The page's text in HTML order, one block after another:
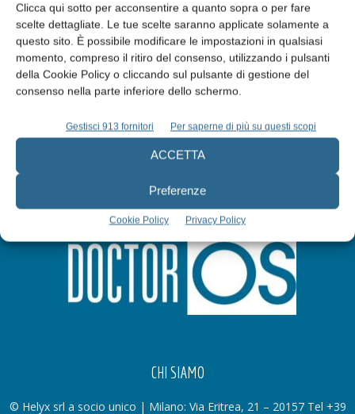
Clicca qui sotto per acconsentire a quanto sopra o per fare
scelte dettagliate. Le tue scelte saranno applicate solamente a
questo sito. È possibile modificare le impostazioni in qualsiasi
momento, compreso il ritiro del consenso, utilizzando i pulsanti
della Cookie Policy o cliccando sul pulsante di gestione del
consenso nella parte inferiore dello schermo.
Gestisci 913 fornitori Per saperne di più su questi scopi
ACCETTA
Preferenze
Cookie Policy Privacy Policy
Abbonati
Iscriviti alla newsletter
CHI SIAMO
© Helyx srl a socio unico | Milano: Via Eritrea, 21 – 20157 Tel +39